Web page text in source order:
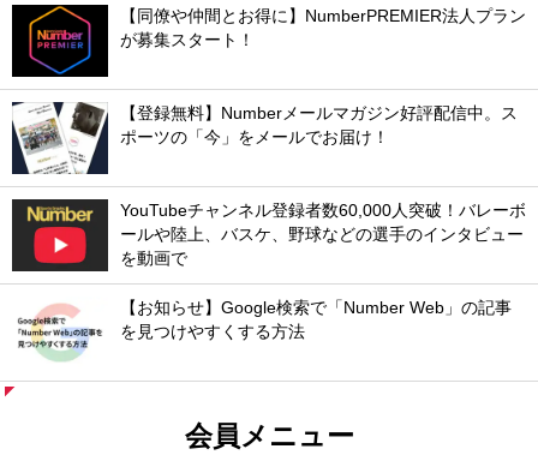
【同僚や仲間とお得に】NumberPREMIER法人プラン
が募集スタート！
【登録無料】Numberメールマガジン好評配信中。ス
ポーツの「今」をメールでお届け！
YouTubeチャンネル登録者数60,000人突破！バレーボ
ールや陸上、バスケ、野球などの選手のインタビュー
を動画で
【お知らせ】Google検索で「Number Web」の記事
を見つけやすくする方法
会員メニュー